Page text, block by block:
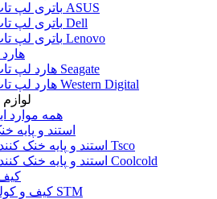
باتری لپ تاپ ASUS
باتری لپ تاپ Dell
باتری لپ تاپ Lenovo
هارد لپ تاپ Seagate
هارد لپ تاپ Western Digital
همه موارد
استند و پایه
استند و پایه خنک کننده Tsco
استند و پایه خنک کننده Coolcold
کیف و کوله STM